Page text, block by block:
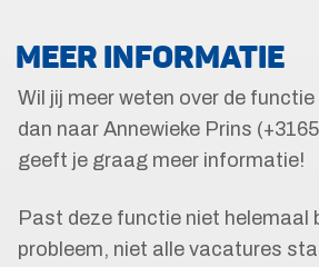
MEER INFORMATIE
Wil jij meer weten over de
dan naar Annewieke Prins
geeft je graag meer informatie!
Past deze functie niet helemaal
probleem, niet alle vacatures